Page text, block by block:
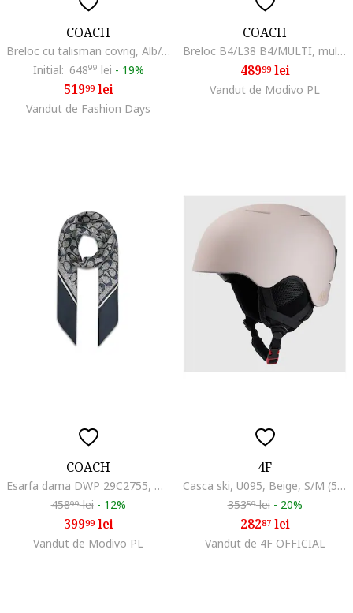
COACH
Breloc cu talisman covrig, Alb/Auriu/Bronz
Initial: 64899 lei - 19%
51999lei
Vandut de Fashion Days
COACH
Breloc B4/L38 B4/MULTI, multicolor
48999lei
Vandut de Modivo PL
COACH
Esarfa dama DWP 29C2755, material universal
45899lei - 12%
39999lei
Vandut de Modivo PL
4F
Casca ski, U095, Beige, S/M (55-58CM)
35359lei - 20%
28287lei
Vandut de 4F OFFICIAL